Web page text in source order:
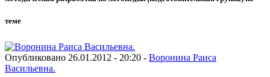
теме
Опубликовано 26.01.2012 - 20:20 - Воронина Раиса
Васильевна.